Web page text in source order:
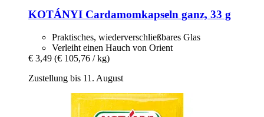
KOTÁNYI Cardamomkapseln ganz, 33 g
Praktisches, wiederverschließbares Glas
Verleiht einen Hauch von Orient
€ 3,49 (€ 105,76 / kg)
Zustellung bis 11. August